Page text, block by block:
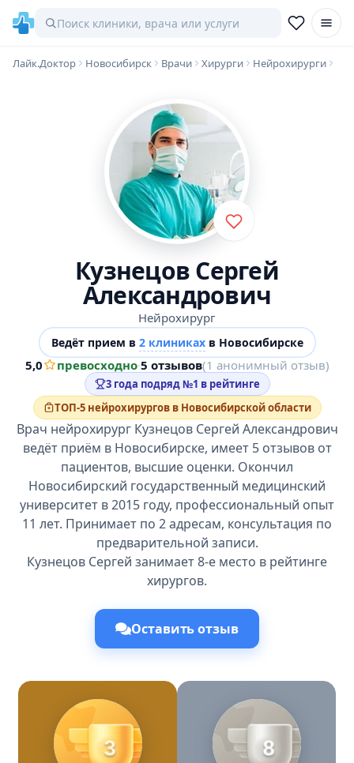
Лайк.Доктор Новосибирск Врачи Хирурги Нейрохирурги
Кузнецов Сергей
Александрович
Нейрохирург
Ведёт прием в 2 клиникахв Новосибирске
5,0 превосходно·5 отзывов(1 анонимный отзыв)
3 года подряд №1 в рейтинге
ТОП-5 нейрохирургов в Новосибирской области
Врач нейрохирург Кузнецов Сергей Александрович
ведёт приём в Новосибирске, имеет 5 отзывов от
пациентов, высшие оценки. Окончил
Новосибирский государственный медицинский
университет в 2015 году, профессиональный опыт
11 лет. Принимает по 2 адресам, консультация по
предварительной записи.
Кузнецов Сергей занимает 8-е место в рейтинге
хирургов.
Оставить отзыв
3 8